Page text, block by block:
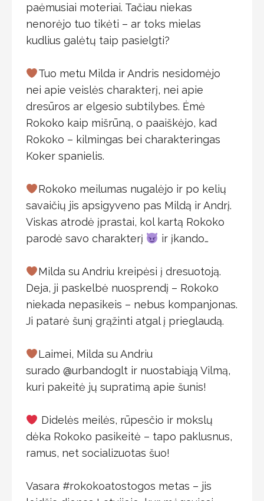
paėmusiai moteriai. Tačiau niekas
nenorėjo tuo tikėti – ar toks mielas
kudlius galėtų taip pasielgti?
Tuo metu Milda ir Andris nesidomėjo
nei apie veislės charakterį, nei apie
dresūros ar elgesio subtilybes. Ėmė
Rokoko kaip mišrūną, o paaiškėjo, kad
Rokoko – kilmingas bei charakteringas
Koker spanielis.
Rokoko meilumas nugalėjo ir po kelių
savaičių jis apsigyveno pas Mildą ir Andrį.
Viskas atrodė įprastai, kol kartą Rokoko
parodė savo charakterį
ir įkando…
Milda su Andriu kreipėsi į dresuotoją.
Deja, ji paskelbė nuosprendį – Rokoko
niekada nepasikeis – nebus kompanjonas.
Ji patarė šunį grąžinti atgal į prieglaudą.
Laimei, Milda su Andriu
surado @urbandoglt ir nuostabiąją Vilmą,
kuri pakeitė jų supratimą apie šunis!
Didelės meilės, rūpesčio ir mokslų
dėka Rokoko pasikeitė – tapo paklusnus,
ramus, net socializuotas šuo!
Vasara #rokokoatostogos metas – jis